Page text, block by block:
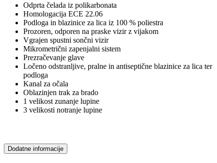
Odprta čelada iz polikarbonata
Homologacija ECE 22.06
Podloga in blazinice za lica iz 100 % poliestra
Prozoren, odporen na praske vizir z vijakom
Vgrajen spustni sončni vizir
Mikrometrični zapenjalni sistem
Prezračevanje glave
Ločeno odstranljive, pralne in antiseptične blazinice za lica ter
podloga
Kanal za očala
Oblazinjen trak za brado
1 velikost zunanje lupine
3 velikosti notranje lupine
Dodatne informacije